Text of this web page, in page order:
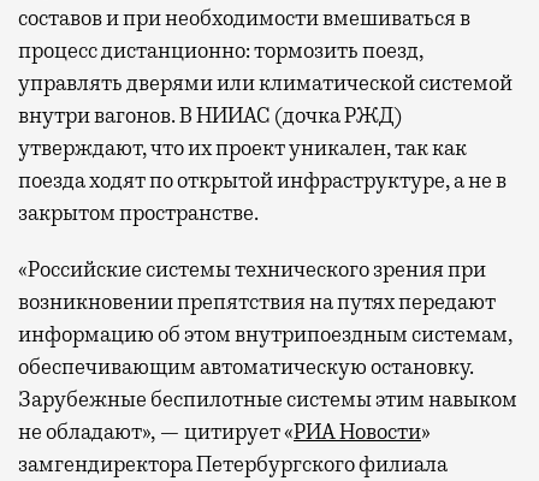
составов и при необходимости вмешиваться в
процесс дистанционно: тормозить поезд,
управлять дверями или климатической системой
внутри вагонов. В НИИАС (дочка РЖД)
утверждают, что их проект уникален, так как
поезда ходят по открытой инфраструктуре, а не в
закрытом пространстве.
«Российские системы технического зрения при
возникновении препятствия на путях передают
информацию об этом внутрипоездным системам,
обеспечивающим автоматическую остановку.
Зарубежные беспилотные системы этим навыком
не обладают», — цитирует «РИА Новости»
замгендиректора Петербургского филиала